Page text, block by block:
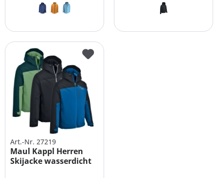
Art.-Nr. 27219
Maul Kappl Herren
Skijacke wasserdicht